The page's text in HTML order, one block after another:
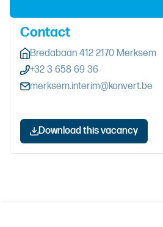
Contact
Bredabaan 412 2170 Merksem
+32 3 658 69 36
merksem.interim@konvert.be
Download this vacancy